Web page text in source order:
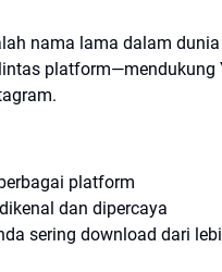
nama lama dalam dunia
platform—mendukung
platform
dan dipercaya
sering download dari